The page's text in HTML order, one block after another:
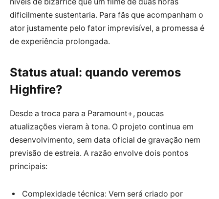
dificilmente sustentaria. Para fãs que acompanham o
ator justamente pelo fator imprevisível, a promessa é
de experiência prolongada.
Status atual: quando veremos
Highfire?
Desde a troca para a Paramount+, poucas
atualizações vieram à tona. O projeto continua em
desenvolvimento, sem data oficial de gravação nem
previsão de estreia. A razão envolve dois pontos
principais:
Complexidade técnica: Vern será criado por